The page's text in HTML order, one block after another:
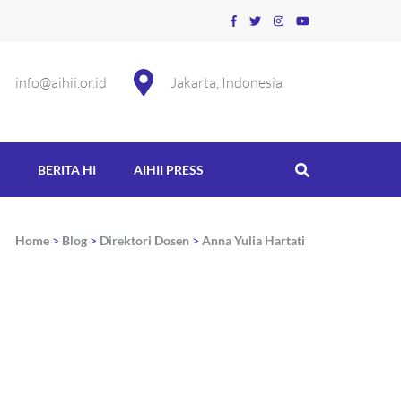
Jakarta, Indonesia
info@aihii.or.id
BERITA HI AIHII PRESS
Home > Blog > Direktori Dosen > Anna Yulia Hartati